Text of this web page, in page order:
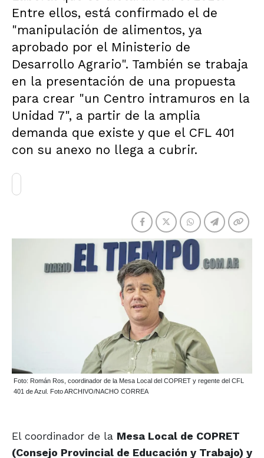
Entre ellos, está confirmado el de
"manipulación de alimentos, ya
aprobado por el Ministerio de
Desarrollo Agrario". También se trabaja
en la presentación de una propuesta
para crear "un Centro intramuros en la
Unidad 7", a partir de la amplia
demanda que existe y que el CFL 401
con su anexo no llega a cubrir.
Foto: Román Ros, coordinador de la Mesa Local del COPRET y regente del CFL
401 de Azul. Foto ARCHIVO/NACHO CORREA
El coordinador de la Mesa Local de COPRET
(Consejo Provincial de Educación y Trabajo) y